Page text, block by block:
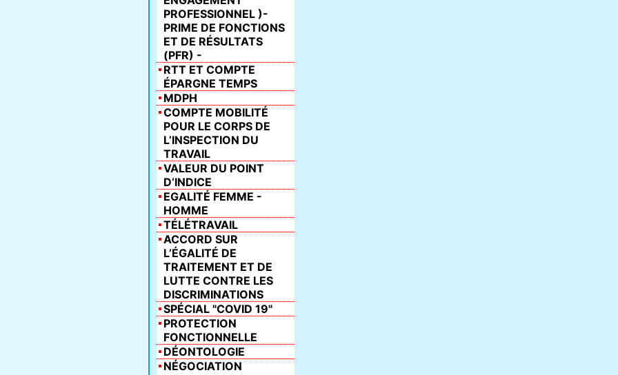
PROFESSIONNEL )-
PRIME DE FONCTIONS
ET DE RÉSULTATS
(PFR) -
RTT ET COMPTE
ÉPARGNE TEMPS
MDPH
COMPTE MOBILITÉ
POUR LE CORPS DE
L’INSPECTION DU
TRAVAIL
VALEUR DU POINT
D’INDICE
EGALITÉ FEMME -
HOMME
TÉLÉTRAVAIL
ACCORD SUR
L’ÉGALITÉ DE
TRAITEMENT ET DE
LUTTE CONTRE LES
DISCRIMINATIONS
SPÉCIAL "COVID 19"
PROTECTION
FONCTIONNELLE
DÉONTOLOGIE
NÉGOCIATION